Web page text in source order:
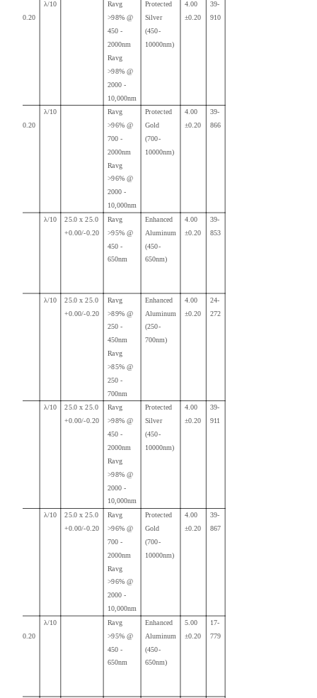
+0.00/-0.20
λ/10
Ravg
>98% @
450 -
2000nm
Ravg
>98% @
2000 -
10,000nm
Protected
Silver
(450-
10000nm)
4.00
±0.20
39-
910
+0.00/-0.20
λ/10 Ravg
>96% @
700 -
2000nm
Ravg
>96% @
2000 -
10,000nm
Protected
Gold
(700-
10000nm)
4.00
±0.20
39-
866
λ/10
25.0 x 25.0
+0.00/-0.20
Ravg
>95% @
450 -
650nm
Enhanced
Aluminum
(450-
650nm)
4.00
±0.20
39-
853
λ/10
25.0 x 25.0
+0.00/-0.20
Ravg
>89% @
250 -
450nm
Ravg
>85% @
250 -
700nm
Enhanced
Aluminum
(250-
700nm)
4.00
±0.20
24-
272
λ/10
25.0 x 25.0
+0.00/-0.20
Ravg
>98% @
450 -
2000nm
Ravg
>98% @
2000 -
10,000nm
Protected
Silver
(450-
10000nm)
4.00
±0.20
39-
911
λ/10
25.0 x 25.0
+0.00/-0.20
Ravg
>96% @
700 -
2000nm
Ravg
>96% @
2000 -
10,000nm
Protected
Gold
(700-
10000nm)
4.00
±0.20
39-
867
+0.00/-0.20
λ/10
Ravg
>95% @
450 -
650nm
Enhanced
Aluminum
(450-
650nm)
5.00
±0.20
17-
779